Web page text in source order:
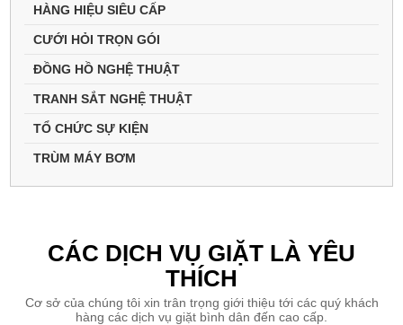
HÀNG HIỆU SIÊU CẤP
CƯỚI HỎI TRỌN GÓI
ĐỒNG HỒ NGHỆ THUẬT
TRANH SẮT NGHỆ THUẬT
TỔ CHỨC SỰ KIỆN
TRÙM MÁY BƠM
CÁC DỊCH VỤ GIẶT LÀ YÊU
THÍCH
Cơ sở của chúng tôi xin trân trọng giới thiệu tới các quý khách
hàng các dịch vụ giặt bình dân đến cao cấp.